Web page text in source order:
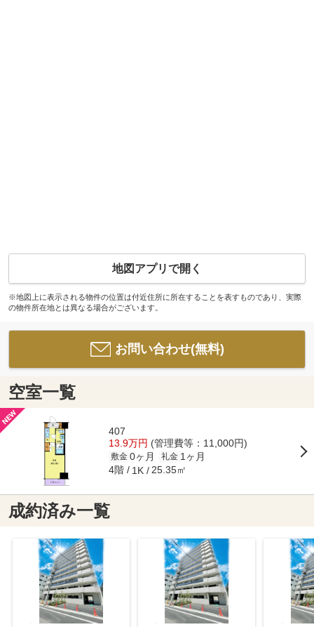
地図アプリで開く
※地図上に表示される物件の位置は付近住所に所在することを表すものであり、実際
の物件所在地とは異なる場合がございます。
お問い合わせ(無料)
空室一覧
407
13.9万円 (管理費等：11,000円)
敷金 0ヶ月 礼金 1ヶ月
4階 1K 25.35㎡
成約済み一覧